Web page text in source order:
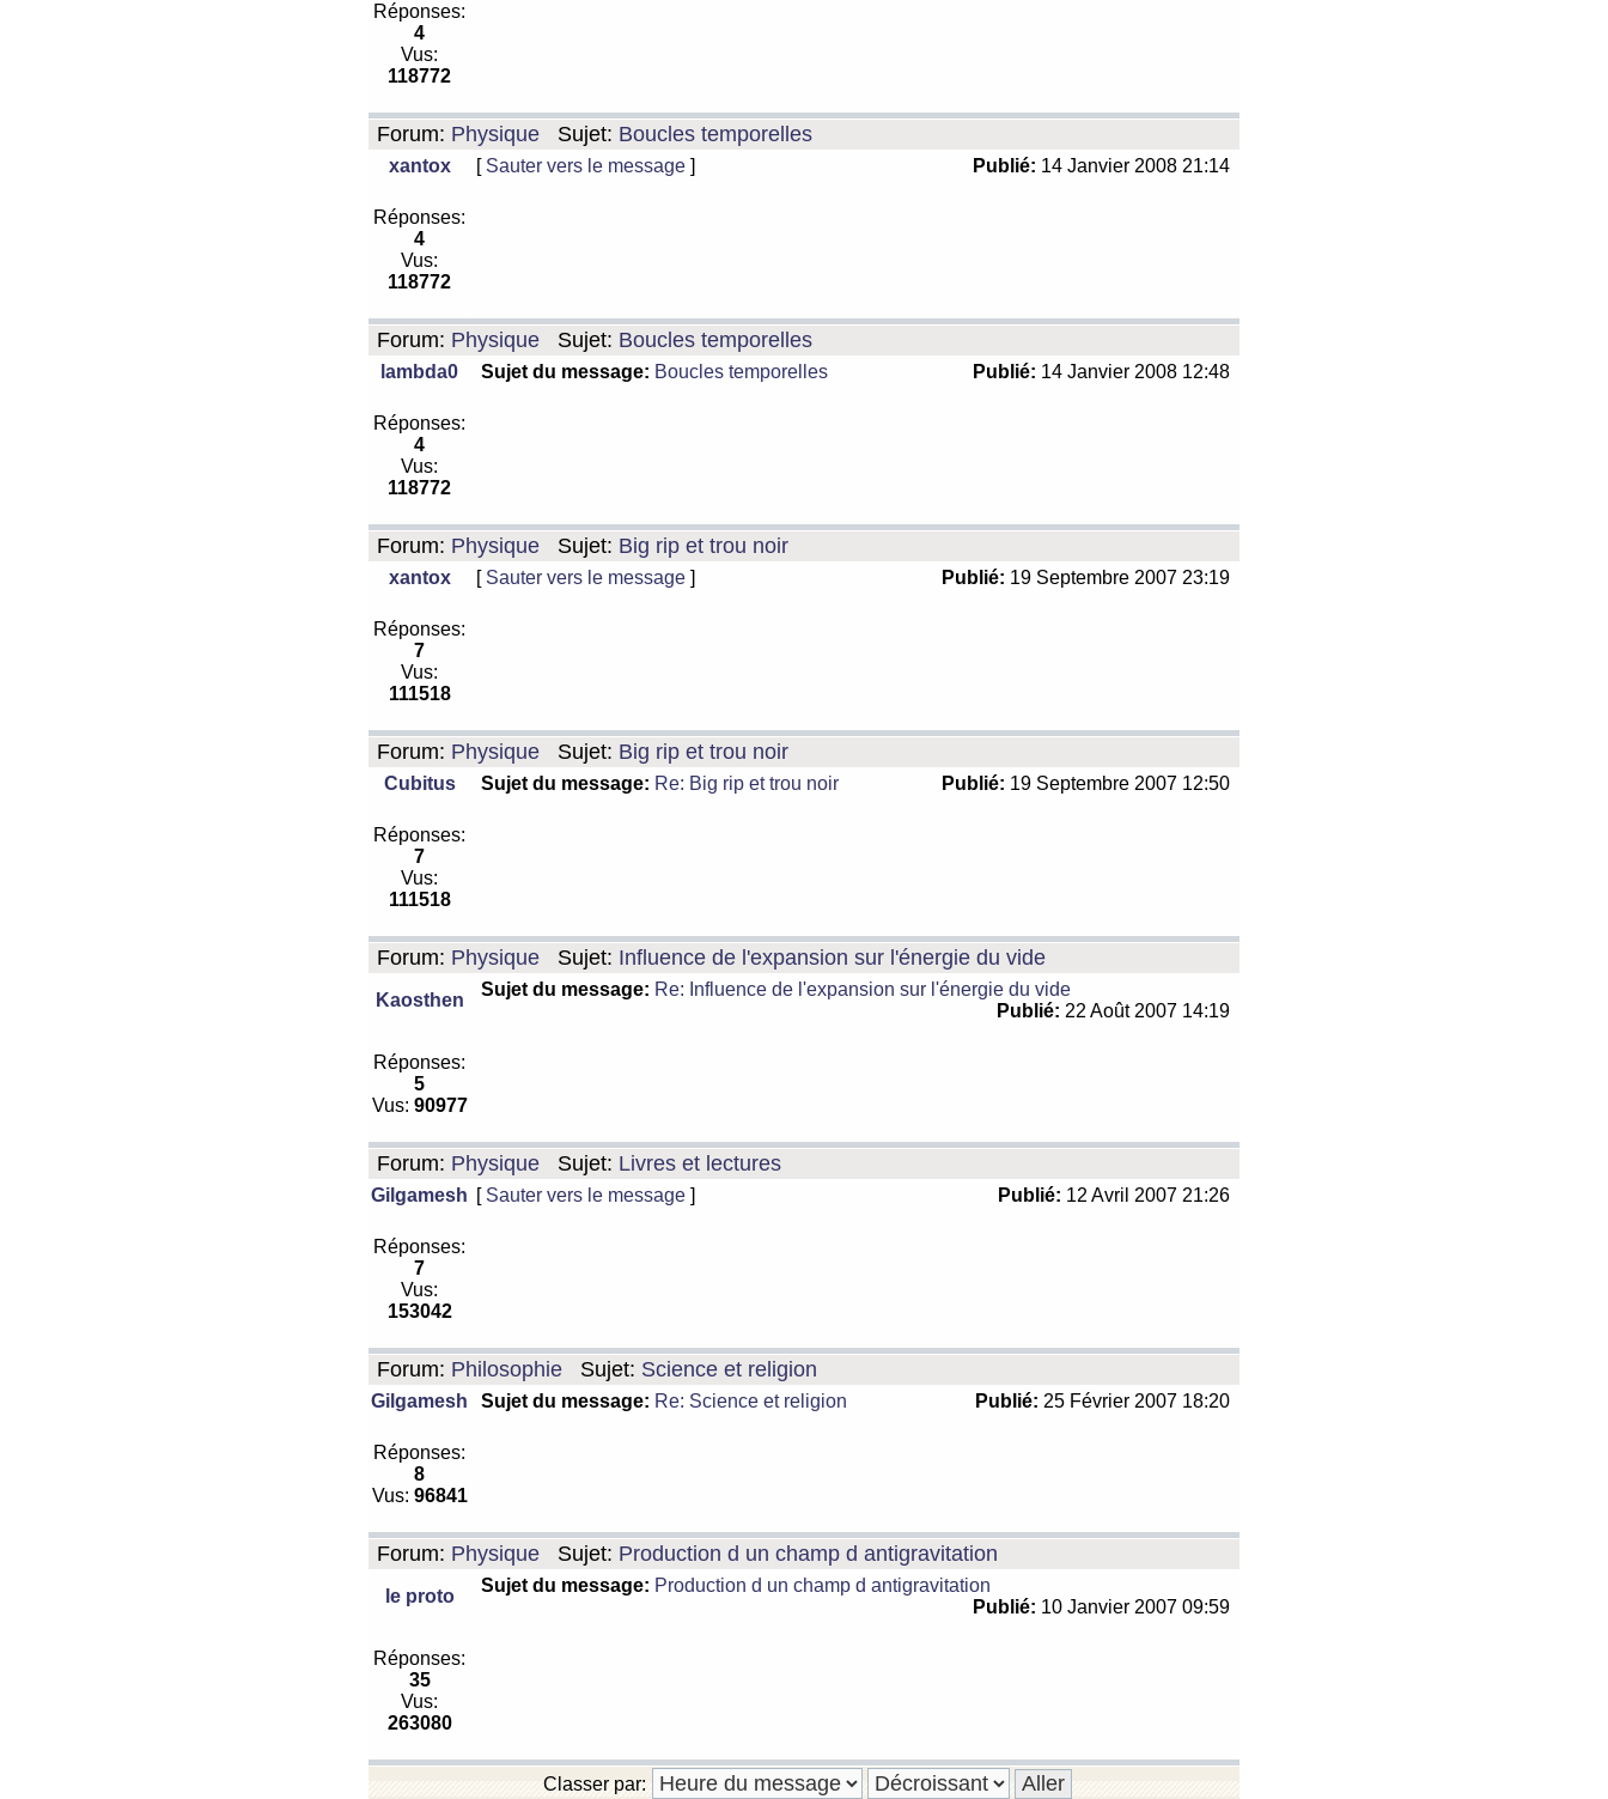
Réponses:
4
Vus:
118772
Forum: Physique Sujet: Boucles temporelles
xantox [ Sauter vers le message ] Publié: 14 Janvier 2008 21:14
Réponses:
4
Vus:
118772
Forum: Physique Sujet: Boucles temporelles
lambda0 Sujet du message: Boucles temporelles Publié: 14 Janvier 2008 12:48
Réponses:
4
Vus:
118772
Forum: Physique Sujet: Big rip et trou noir
xantox [ Sauter vers le message ] Publié: 19 Septembre 2007 23:19
Réponses:
7
Vus:
111518
Forum: Physique Sujet: Big rip et trou noir
Cubitus Sujet du message: Re: Big rip et trou noir Publié: 19 Septembre 2007 12:50
Réponses:
7
Vus:
111518
Forum: Physique Sujet: Influence de l'expansion sur l'énergie du vide
Kaosthen
Sujet du message: Re: Influence de l'expansion sur l'énergie du vide
Publié: 22 Août 2007 14:19
Réponses:
5
Vus: 90977
Forum: Physique Sujet: Livres et lectures
Gilgamesh [ Sauter vers le message ] Publié: 12 Avril 2007 21:26
Réponses:
7
Vus:
153042
Forum: Philosophie Sujet: Science et religion
Gilgamesh Sujet du message: Re: Science et religion Publié: 25 Février 2007 18:20
Réponses:
8
Vus: 96841
Forum: Physique Sujet: Production d un champ d antigravitation
le proto
Sujet du message: Production d un champ d antigravitation
Publié: 10 Janvier 2007 09:59
Réponses:
35
Vus:
263080
Classer par: